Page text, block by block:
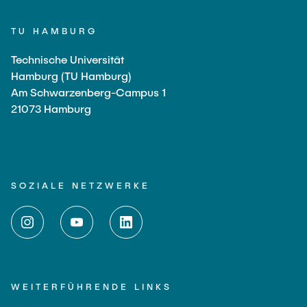
TU HAMBURG
Technische Universität
Hamburg (TU Hamburg)
Am Schwarzenberg-Campus 1
21073 Hamburg
SOZIALE NETZWERKE
WEITERFÜHRENDE LINKS